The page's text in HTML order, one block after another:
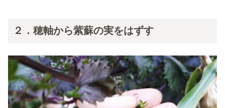
２．穂軸から紫蘇の実をはずす